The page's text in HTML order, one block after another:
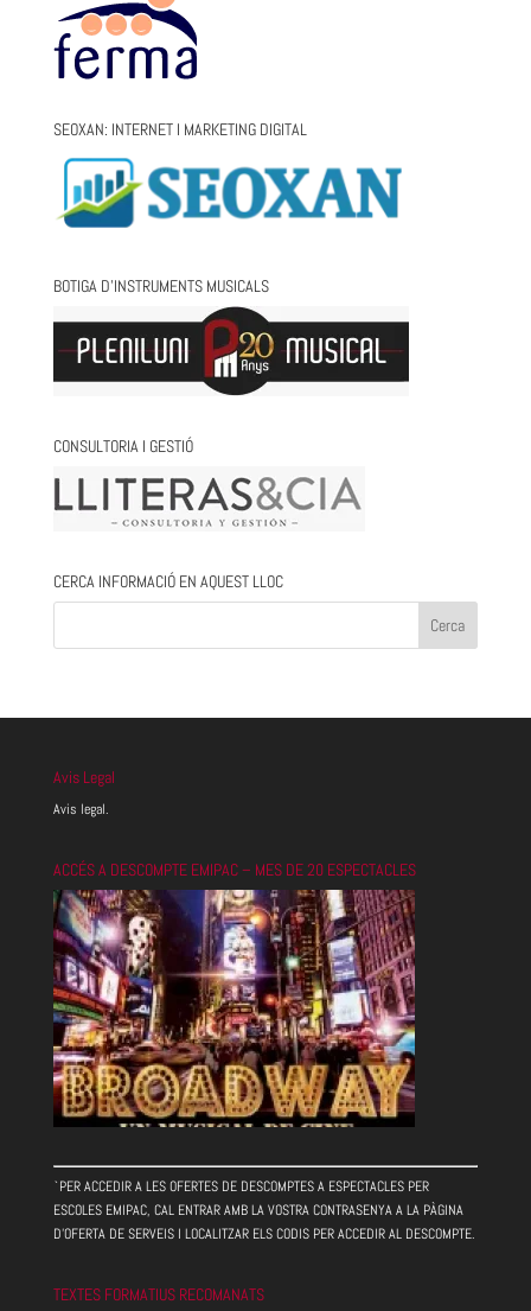
SEOXAN: INTERNET I MARKETING DIGITAL
BOTIGA D’INSTRUMENTS MUSICALS
CONSULTORIA I GESTIÓ
CERCA INFORMACIÓ EN AQUEST LLOC
Avis Legal
Avis legal.
ACCÉS A DESCOMPTE EMIPAC – MES DE 20 ESPECTACLES
`PER ACCEDIR A LES OFERTES DE DESCOMPTES A ESPECTACLES PER
ESCOLES EMIPAC, CAL ENTRAR AMB LA VOSTRA CONTRASENYA A LA PÀGINA
D'OFERTA DE SERVEIS I LOCALITZAR ELS CODIS PER ACCEDIR AL DESCOMPTE.
TEXTES FORMATIUS RECOMANATS